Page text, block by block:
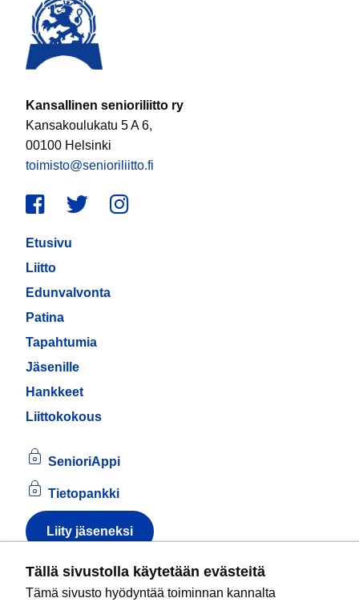
Tällä sivustolla käytetään evästeitä
Tämä sivusto hyödyntää toiminnan kannalta
Kansallinen senioriliitto ry
Kansakoulukatu 5 A 6,
00100 Helsinki
toimisto@senioriliitto.fi
Facebook
TwitterInstagram
Etusivu
Liitto
Edunvalvonta
Patina
Tapahtumia
Jäsenille
Hankkeet
Liittokokous
SenioriAppi
Tietopankki
Liity jäseneksi
Tietoa evästeistä